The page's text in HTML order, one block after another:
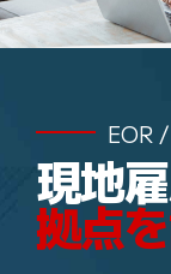
EOR
現地
拠点